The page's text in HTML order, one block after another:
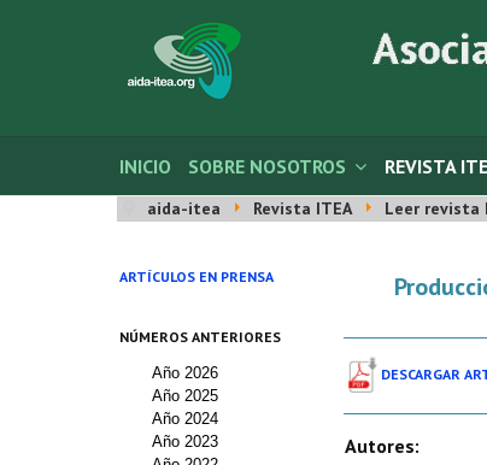
INICIO SOBRE NOSOTROS REVISTA
aida-itea Revista ITEA Leer revista
ARTÍCULOS EN PRENSA
NÚMEROS ANTERIORES
Año 2026
Año 2025
Año 2024
Año 2023
DESCARGAR
Autores: